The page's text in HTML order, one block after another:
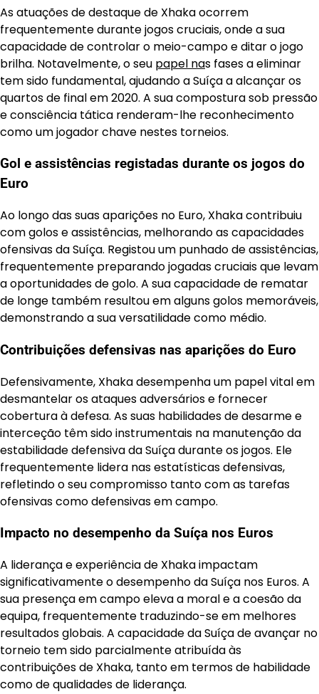
As atuações de destaque de Xhaka ocorrem
frequentemente durante jogos cruciais, onde a sua
capacidade de controlar o meio-campo e ditar o jogo
brilha. Notavelmente, o seu papel nas fases a eliminar
tem sido fundamental, ajudando a Suíça a alcançar os
quartos de final em 2020. A sua compostura sob pressão
e consciência tática renderam-lhe reconhecimento
como um jogador chave nestes torneios.
Gol e assistências registadas durante os jogos do
Euro
Ao longo das suas aparições no Euro, Xhaka contribuiu
com golos e assistências, melhorando as capacidades
ofensivas da Suíça. Registou um punhado de assistências,
frequentemente preparando jogadas cruciais que levam
a oportunidades de golo. A sua capacidade de rematar
de longe também resultou em alguns golos memoráveis,
demonstrando a sua versatilidade como médio.
Contribuições defensivas nas aparições do Euro
Defensivamente, Xhaka desempenha um papel vital em
desmantelar os ataques adversários e fornecer
cobertura à defesa. As suas habilidades de desarme e
interceção têm sido instrumentais na manutenção da
estabilidade defensiva da Suíça durante os jogos. Ele
frequentemente lidera nas estatísticas defensivas,
refletindo o seu compromisso tanto com as tarefas
ofensivas como defensivas em campo.
Impacto no desempenho da Suíça nos Euros
A liderança e experiência de Xhaka impactam
significativamente o desempenho da Suíça nos Euros. A
sua presença em campo eleva a moral e a coesão da
equipa, frequentemente traduzindo-se em melhores
resultados globais. A capacidade da Suíça de avançar no
torneio tem sido parcialmente atribuída às
contribuições de Xhaka, tanto em termos de habilidade
como de qualidades de liderança.